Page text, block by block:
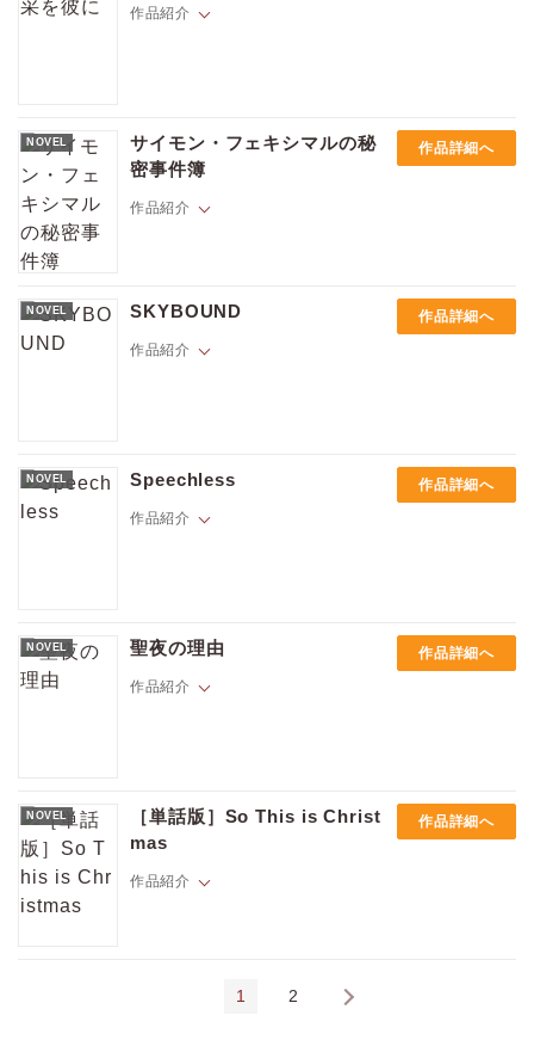
そして2年後、島のコテージを訪れたシェインは、ノートンそっくりな男
作品紹介
ンタビューする。大柄で毛むくじゃらのマシューは18歳の時から30年近
いドラァグクイーンのキャリアを持ち、エイズ対策に100万ドル近い寄付
金を集めている。そのモチベーションは、とたずねられたマシューは、
昔の恋の話を始めた。1980年代、それは甘く苦しい運命の恋だった。
NOVEL
サイモン・フェキシマルの秘
密事件簿
作品紹介
作品詳細へ
に悩まされていた。壁は血を流し、夜な夜な聞こえてくる男同士の甘い
うめき声――。依頼を受けたゴーストハンターのサイモンはまるでボク
サーのような佇まいだった。彼が部屋に入りシャツを脱ぐとその体は文
NOVEL SKYBOUND
作品紹介
作品詳細へ
少尉にあこがれの眼差しを向けていた。そんなある週末、フェリックス
は少尉の故郷に誘われ甘い、週末を共に過ごすが――。
NOVEL Speechless
作品紹介
作品詳細へ
った。仲よくなったふたりはお互いを理解し、互いの存在がかえがえの
ないものであることに気付く。そんなある日トラヴィスに転勤の話がも
ちあがり――。
NOVEL 聖夜の理由
作品紹介
作品詳細へ
と出かけてしまった。「10年に一度の嵐」の中、途方に暮れるアダムは
寮の掲示板でドライブシェアの相手を見つけた。だがやってきたのは目
つきが鋭い男で――。
NOVEL
［単話版］So This is Christ
mas
作品紹介
作品詳細へ
1 2